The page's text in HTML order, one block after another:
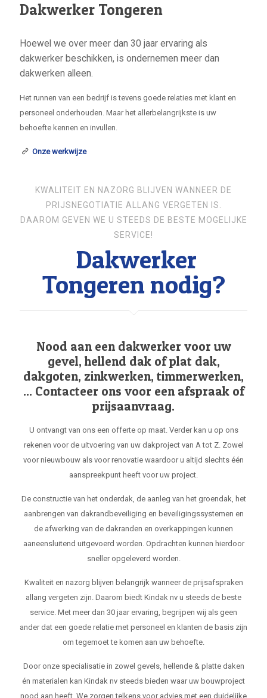
Dakwerker Tongeren
Hoewel we over meer dan 30 jaar ervaring als
dakwerker beschikken, is ondernemen meer dan
dakwerken alleen.
Het runnen van een bedrijf is tevens goede relaties met klant en
personeel onderhouden. Maar het allerbelangrijkste is uw
behoefte kennen en invullen.
Onze werkwijze
KWALITEIT EN NAZORG BLIJVEN WANNEER DE
PRIJSNEGOTIATIE ALLANG VERGETEN IS.
DAAROM GEVEN WE U STEEDS DE BESTE MOGELIJKE
SERVICE!
Dakwerker
Tongeren nodig?
Nood aan een dakwerker voor uw
gevel, hellend dak of plat dak,
dakgoten, zinkwerken, timmerwerken,
... Contacteer ons voor een afspraak of
prijsaanvraag.
U ontvangt van ons een offerte op maat. Verder kan u op ons
rekenen voor de uitvoering van uw dakproject van A tot Z. Zowel
voor nieuwbouw als voor renovatie waardoor u altijd slechts één
aanspreekpunt heeft voor uw project.
De constructie van het onderdak, de aanleg van het groendak, het
aanbrengen van dakrandbeveiliging en beveiligingssystemen en
de afwerking van de dakranden en overkappingen kunnen
aaneensluitend uitgevoerd worden. Opdrachten kunnen hierdoor
sneller opgeleverd worden.
Kwaliteit en nazorg blijven belangrijk wanneer de prijsafspraken
allang vergeten zijn. Daarom biedt Kindak nv u steeds de beste
service. Met meer dan 30 jaar ervaring, begrijpen wij als geen
ander dat een goede relatie met personeel en klanten de basis zijn
om tegemoet te komen aan uw behoefte.
Door onze specialisatie in zowel gevels, hellende & platte daken
én materialen kan Kindak nv steeds bieden waar uw bouwproject
nood aan heeft. We zorgen telkens voor advies met een duidelijke